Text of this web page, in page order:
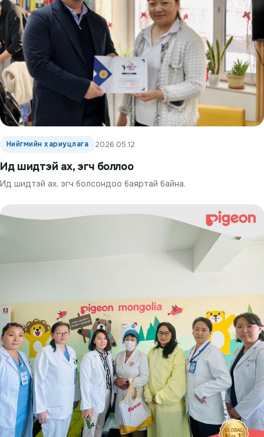
Нийгмийн хариуцлага 2026.05.12
Ид шидтэй ах, эгч боллоо
Ид шидтэй ах, эгч болсондоо баяртай байна.